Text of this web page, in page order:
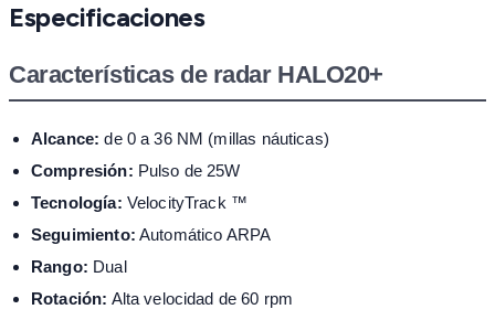
Especificaciones
Características de radar HALO20+
Alcance: de 0 a 36 NM (millas náuticas)
Compresión: Pulso de 25W
Tecnología: VelocityTrack ™
Seguimiento: Automático ARPA
Rango: Dual
Rotación: Alta velocidad de 60 rpm